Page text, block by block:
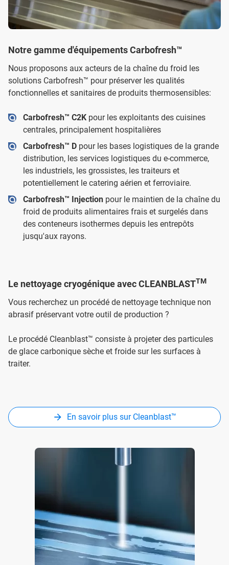
Notre gamme d'équipements Carbofresh™
Nous proposons aux acteurs de la chaîne du froid les
solutions Carbofresh™ pour préserver les qualités
fonctionnelles et sanitaires de produits thermosensibles:
Carbofresh™ C2Kpour les exploitants des cuisines
centrales, principalement hospitalières
Carbofresh™ Dpour les bases logistiques de la grande
distribution, les services logistiques du e-commerce,
les industriels, les grossistes, les traiteurs et
potentiellement le catering aérien et ferroviaire.
Carbofresh™ Injectionpour le maintien de la chaîne du
froid de produits alimentaires frais et surgelés dans
des conteneurs isothermes depuis les entrepôts
jusqu'aux rayons.
Le nettoyage cryogénique avec CLEANBLASTTM
Vous recherchez un procédé de nettoyage technique non
abrasif préservant votre outil de production ?
Le procédé Cleanblast™ consiste à projeter des particules
de glace carbonique sèche et froide sur les surfaces à
traiter.
En savoir plus sur Cleanblast™